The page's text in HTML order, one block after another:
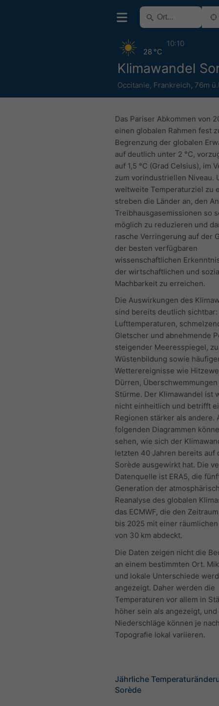
Klimawandel
Occitanie, Frankreich, 76m
28 °C
10:10
Das Pariser Abkommen von
einen globalen Rahmen fest
Begrenzung der globalen
auf deutlich unter 2 °C,
auf 1,5 °C (Grad Celsius), im
zum vorindustriellen Niveau.
weltweite Temperaturziel zu
streben die Länder an, den
Treibhausgasemissionen so
möglich zu reduzieren und
rasche Verringerung auf der
der besten verfügbaren
wissenschaftlichen
der wirtschaftlichen und
Machbarkeit zu erreichen.
Die Auswirkungen des
sind bereits deutlich
Lufttemperaturen,
Gletscher und abnehmende
steigender Meeresspiegel,
Wüstenbildung sowie
Wetterereignisse wie
Dürren,
Stürme. Der Klimawandel ist
nicht einheitlich und betrifft
Regionen stärker als andere.
folgenden Diagrammen
sehen, wie sich der
letzten 40 Jahren bereits auf
Sorède ausgewirkt hat. Die
Datenquelle ist ERA5, die
Generation der
Reanalyse des globalen
das ECMWF, die den
bis 2025 mit einer
von 30 km abdeckt.
Die Daten zeigen nicht die
an einem bestimmten Ort.
und lokale Unterschiede
angezeigt. Daher werden die
Temperaturen vor allem in
höher sein als angezeigt, und
Niederschläge können je
Topografie lokal variieren.
Jährliche
Sorède